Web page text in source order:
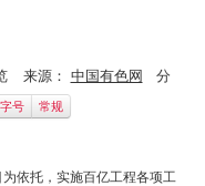
来源： 中国有色网 分
号 常规
依托，实施百亿工程各项工